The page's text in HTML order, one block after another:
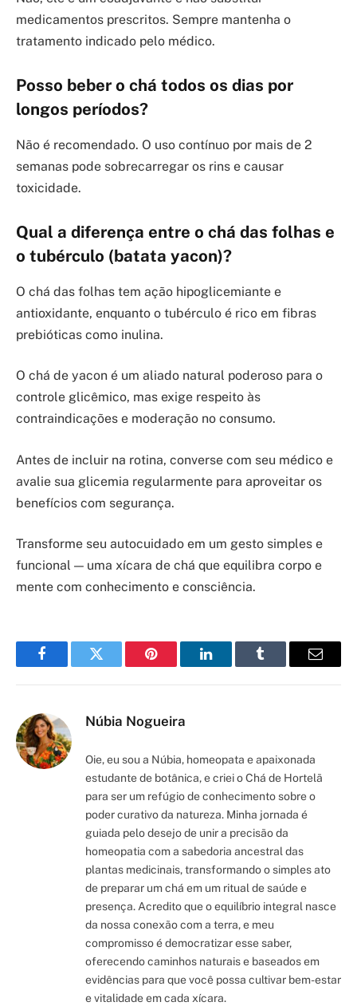
medicamentos prescritos. Sempre mantenha o
tratamento indicado pelo médico.
Posso beber o chá todos os dias por
longos períodos?
Não é recomendado. O uso contínuo por mais de 2
semanas pode sobrecarregar os rins e causar
toxicidade.
Qual a diferença entre o chá das folhas e
o tubérculo (batata yacon)?
O chá das folhas tem ação hipoglicemiante e
antioxidante, enquanto o tubérculo é rico em fibras
prebióticas como inulina.
O chá de yacon é um aliado natural poderoso para o
controle glicêmico, mas exige respeito às
contraindicações e moderação no consumo.
Antes de incluir na rotina, converse com seu médico e
avalie sua glicemia regularmente para aproveitar os
benefícios com segurança.
Transforme seu autocuidado em um gesto simples e
funcional — uma xícara de chá que equilibra corpo e
mente com conhecimento e consciência.
FacebookTwitter Pinterest LinkedInTumblr Email
Núbia Nogueira
Oie, eu sou a Núbia, homeopata e apaixonada
estudante de botânica, e criei o Chá de Hortelã
para ser um refúgio de conhecimento sobre o
poder curativo da natureza. Minha jornada é
guiada pelo desejo de unir a precisão da
homeopatia com a sabedoria ancestral das
plantas medicinais, transformando o simples ato
de preparar um chá em um ritual de saúde e
presença. Acredito que o equilíbrio integral nasce
da nossa conexão com a terra, e meu
compromisso é democratizar esse saber,
oferecendo caminhos naturais e baseados em
evidências para que você possa cultivar bem-estar
e vitalidade em cada xícara.